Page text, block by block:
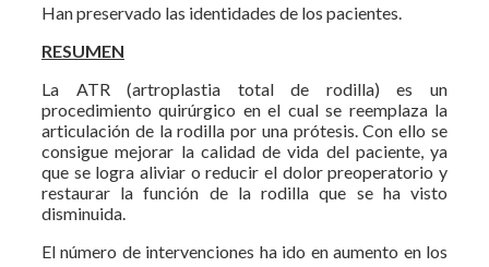
Han preservado las identidades de los pacientes.
RESUMEN
La ATR (artroplastia total de rodilla) es un
procedimiento quirúrgico en el cual se reemplaza la
articulación de la rodilla por una prótesis. Con ello se
consigue mejorar la calidad de vida del paciente, ya
que se logra aliviar o reducir el dolor preoperatorio y
restaurar la función de la rodilla que se ha visto
disminuida.
El número de intervenciones ha ido en aumento en los